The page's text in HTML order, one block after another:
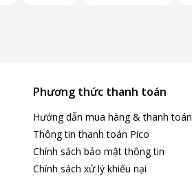
Phương thức thanh toán
Hướng dẫn mua hàng & thanh toán
Thông tin thanh toán Pico
Chính sách bảo mật thông tin
Chính sách xử lý khiếu nại